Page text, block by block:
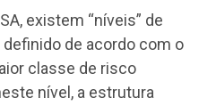
existem “níveis” de
de acordo com o
classe de risco
nível, a estrutura